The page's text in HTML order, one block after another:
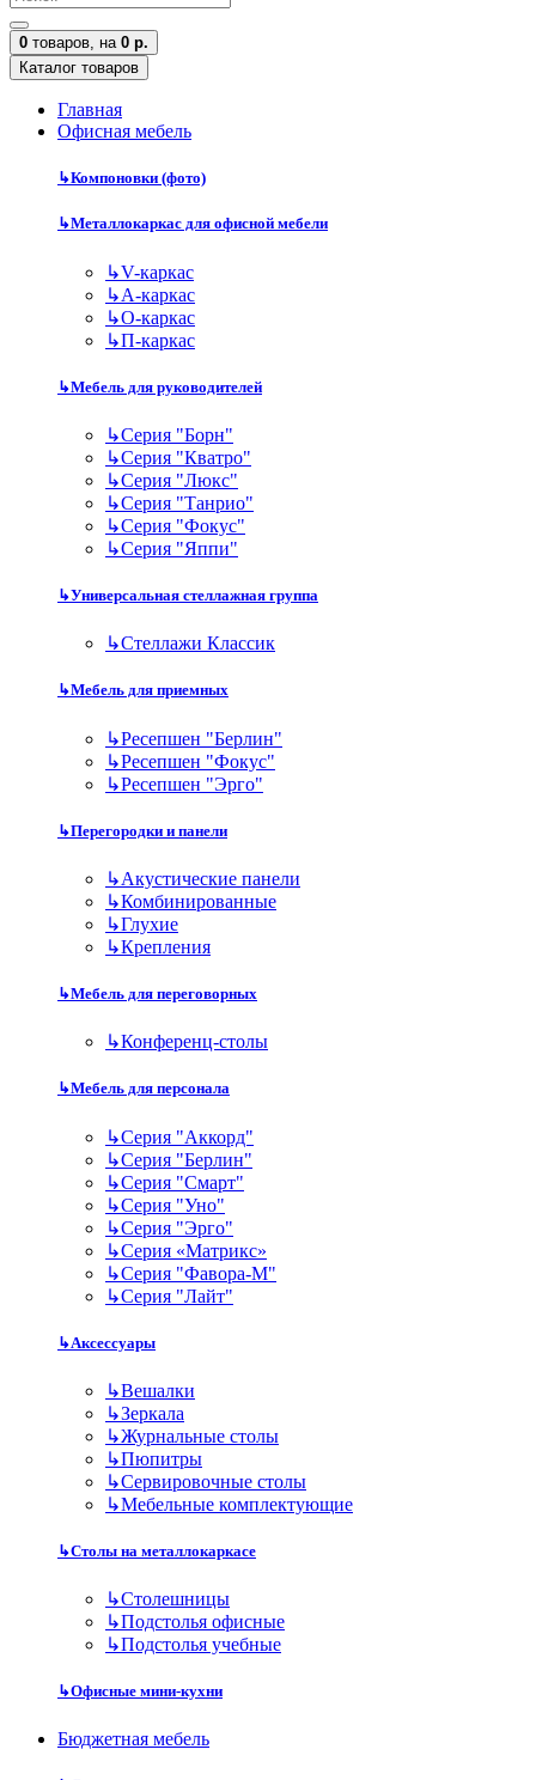
0 товаров, на 0 р.
Каталог товаров
Главная
Офисная мебель
↳Компоновки (фото)
↳Металлокаркас для офисной мебели
↳V-каркас
↳А-каркас
↳О-каркас
↳П-каркас
↳Мебель для руководителей
↳Серия "Борн"
↳Серия "Кватро"
↳Серия "Люкс"
↳Серия "Танрио"
↳Серия "Фокус"
↳Серия "Яппи"
↳Универсальная стеллажная группа
↳Стеллажи Классик
↳Мебель для приемных
↳Ресепшен "Берлин"
↳Ресепшен "Фокус"
↳Ресепшен "Эрго"
↳Перегородки и панели
↳Акустические панели
↳Комбинированные
↳Глухие
↳Крепления
↳Мебель для переговорных
↳Конференц-столы
↳Мебель для персонала
↳Серия "Аккорд"
↳Серия "Берлин"
↳Серия "Смарт"
↳Серия "Уно"
↳Серия "Эрго"
↳Серия «Матрикс»
↳Серия "Фавора-М"
↳Серия "Лайт"
↳Аксессуары
↳Вешалки
↳Зеркала
↳Журнальные столы
↳Пюпитры
↳Сервировочные столы
↳Мебельные комплектующие
↳Столы на металлокаркасе
↳Столешницы
↳Подстолья офисные
↳Подстолья учебные
↳Офисные мини-кухни
Бюджетная мебель